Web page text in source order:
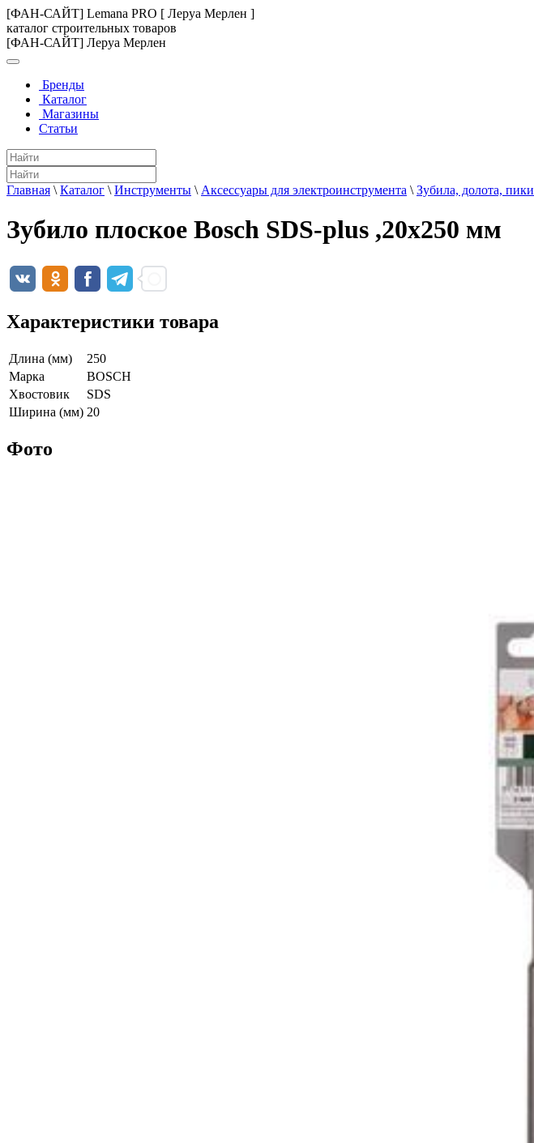
[ФАН-САЙТ] Lemana PRO [ Леруа Мерлен ]
каталог строительных товаров
[ФАН-САЙТ] Леруа Мерлен
Бренды
Каталог
Магазины
Статьи
Главная \ Каталог \ Инструменты \ Аксессуары для электроинструмента \ Зубила, долота, пики
Зубило плоское Bosch SDS-plus ,20х250 мм
Характеристики товара
Длина (мм)
250
Марка
BOSCH
Хвостовик
SDS
Ширина (мм) 20
Фото